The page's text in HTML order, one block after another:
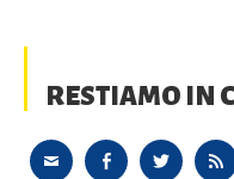
RESTIAMO IN